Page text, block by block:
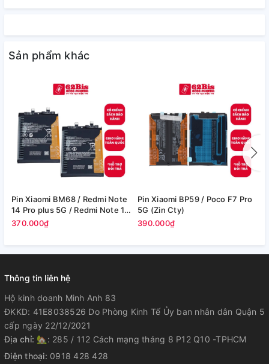
Sản phẩm khác
Pin Xiaomi BM68 / Redmi Note
14 Pro plus 5G / Redmi Note 14
Pro+ 5G - 6200mAh (Zin Cty)
370.000₫
Pin Xiaomi BP59 / Poco F7 Pro
5G (Zin Cty)
390.000₫
Thông tin liên hệ
Hộ kinh doanh Minh Anh 83
ĐKKD: 41E8038526 Do Phòng Kinh Tế Ủy ban nhân dân Quận 5
cấp ngày 22/12/2021
Địa chỉ: 🏡: 285 / 112 Cách mạng tháng 8 P12 Q10 -TPHCM
Điện thoại: 0918 428 428